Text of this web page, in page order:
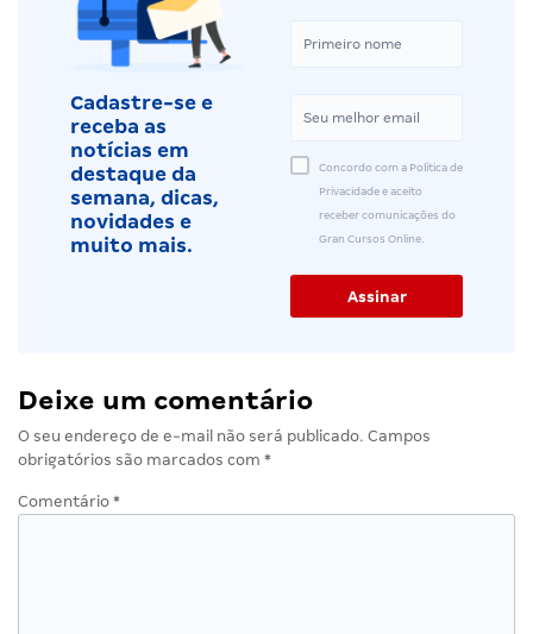
Cadastre-se e
receba as
notícias em
destaque da
semana, dicas,
novidades e
muito mais.
Concordo com a Política de
Privacidade e aceito
receber comunicações do
Gran Cursos Online.
Deixe um comentário
O seu endereço de e-mail não será publicado. Campos
obrigatórios são marcados com *
Comentário *